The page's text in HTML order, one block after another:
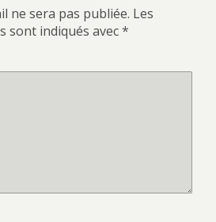
ne sera pas publiée. Les
sont indiqués avec*